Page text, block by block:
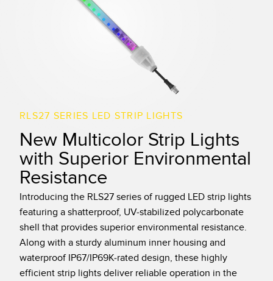
슬롯, 라벨, 영역 감지 센서
등록 상표, 색상, 발광 센서
Pick-to-Light 센서
온도 및 진동 센서
Condition Monitoring Sensors
Wireless Condition Monitoring Sensors
부품, 정비 또는 팔레트 픽업 요청
탱크 수위 모니터링
관련 링크
IO-Link
RLS27 SERIES LED STRIP LIGHTS
New Multicolor Strip Lights
with Superior Environmental
Resistance
Introducing the RLS27 series of rugged LED strip lights
featuring a shatterproof, UV-stabilized polycarbonate
shell that provides superior environmental resistance.
Along with a sturdy aluminum inner housing and
waterproof IP67/IP69K-rated design, these highly
efficient strip lights deliver reliable operation in the